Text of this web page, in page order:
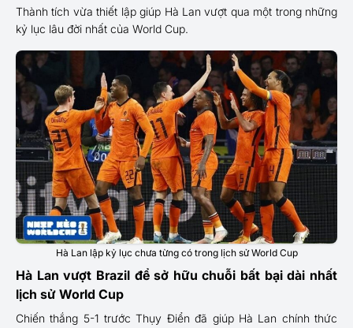
Thành tích vừa thiết lập giúp Hà Lan vượt qua một trong những
kỷ lục lâu đời nhất của World Cup.
Hà Lan lập kỷ lục chưa từng có trong lịch sử World Cup
Hà Lan vượt Brazil để sở hữu chuỗi bất bại dài nhất
lịch sử World Cup
Chiến thắng 5-1 trước Thụy Điển đã giúp Hà Lan chính thức